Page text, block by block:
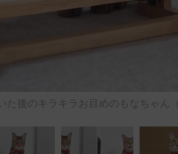
後のキラキラお目めのもなちゃん